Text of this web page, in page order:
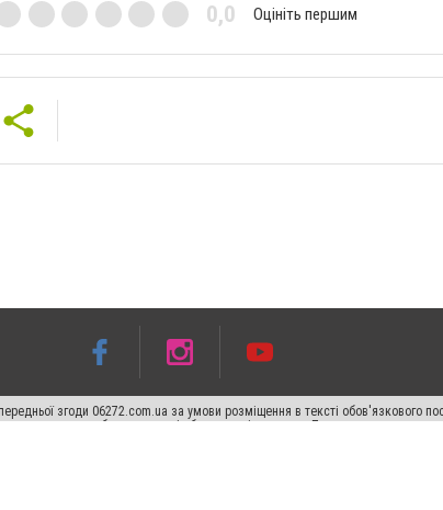
0,0 Оцініть першим
згоди 06272.com.ua за умови розміщення в тексті
нижче другого абзацу в тексті або в якості джерела. Порушення